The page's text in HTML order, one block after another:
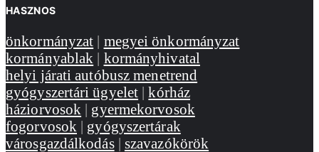
HASZNOS
önkormányzat | megyei önkormányzat
kormányablak | kormányhivatal
helyi járati autóbusz menetrend
gyógyszertári ügyelet |kórház
háziorvosok | gyermekorvosok
fogorvosok | gyógyszertárak
városgazdálkodás| szavazókörök